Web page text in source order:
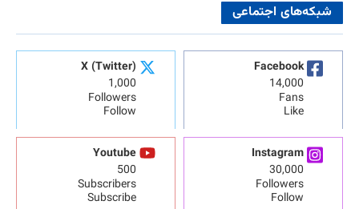
شبکه‌های اجتماعی
Facebook
14,000
Fans
Like
X (Twitter)
1,000
Followers
Follow
Instagram
30,000
Followers
Follow
Youtube
500
Subscribers
Subscribe